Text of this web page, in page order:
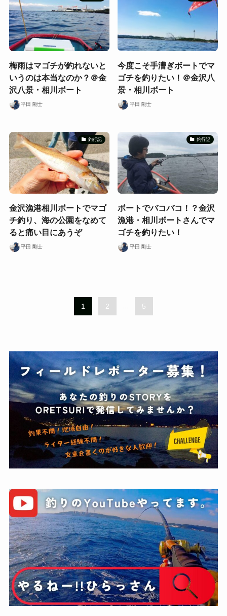
梅雨はマゴチが釣れないと
いうのは本当なのか？＠金
沢八景・相川ボート
平田 剛士
今度こそ手漕ぎボートでマ
ゴチを釣りたい！＠金沢八
景・相川ボート
平田 剛士
釣行記
金沢漁港相川ボートでマゴ
チ釣り、海の公園をなめて
ると痛い目にあうぞ
平田 剛士
釣行記
ボートでバコバコ！？金沢
漁港・相川ボートさんでマ
ゴチを釣りたい！
平田 剛士
1 2 ... 5